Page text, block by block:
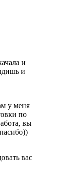
и
и
у меня
по
вы
вас